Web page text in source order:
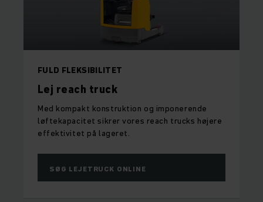
FULD FLEKSIBILITET
Lej reach truck
Med kompakt konstruktion og imponerende
løftekapacitet sikrer vores reach trucks højere
effektivitet på lageret.
SØG LEJETRUCK ONLINE